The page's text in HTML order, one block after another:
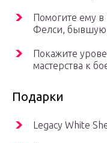
Помогите ему в
Фелси, бывшую
Покажите
мастерства к
Подарки
Legacy White